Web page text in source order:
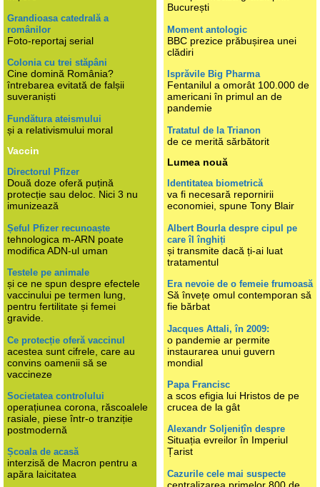
Grandioasa catedrală a
românilor
Foto-reportaj serial
Colonia cu trei stăpâni
Cine domină România?
întrebarea evitată de falșii
suveraniști
Fundătura ateismului
și a relativismului moral
Vaccin
Directorul Pfizer
Două doze oferă puțină
protecție sau deloc. Nici 3 nu
imunizează
Șeful Pfizer recunoaște
tehnologica m-ARN poate
modifica ADN-ul uman
Testele pe animale
și ce ne spun despre efectele
vaccinului pe termen lung,
pentru fertilitate și femei
gravide.
Ce protecție oferă vaccinul
acestea sunt cifrele, care au
convins oamenii să se
vaccineze
Societatea controlului
operațiunea corona, răscoalele
rasiale, piese într-o tranziție
postmodernă
Școala de acasă
interzisă de Macron pentru a
apăra laicitatea
București
Moment antologic
BBC prezice prăbușirea unei
clădiri
Isprăvile Big Pharma
Fentanilul a omorât 100.000 de
americani în primul an de
pandemie
Tratatul de la Trianon
de ce merită sărbătorit
Lumea nouă
Identitatea biometrică
va fi necesară repornirii
economiei, spune Tony Blair
Albert Bourla despre cipul pe
care îl înghiți
și transmite dacă ți-ai luat
tratamentul
Era nevoie de o femeie frumoasă
Să învețe omul contemporan să
fie bărbat
Jacques Attali, în 2009:
o pandemie ar permite
instaurarea unui guvern
mondial
Papa Francisc
a scos efigia lui Hristos de pe
crucea de la gât
Alexandr Soljenițîn despre
Situația evreilor în Imperiul
Țarist
Cazurile cele mai suspecte
centralizarea primelor 800 de